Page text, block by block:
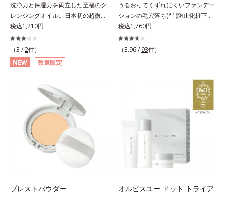
洗浄力と保湿力を両立した至福のク
レンジングオイル。日本初の超微粒
子技術(*1)が毛穴奥の微細な汚れに
アプローチ。圧倒的な洗浄力と毛穴
悩みに着目したクレンジングオイル
のトライアルサイズです。日本初・
超微粒子技術(*1)で、さっと塗り広
穴悩みも取り去り、一瞬で気持ちの
いい素肌へ。スキンケア0番目に、
かつてないクレンジング(*2)をご用
意しました。ポーラ化成は独自の先
端研究により、ナノバブルよりも小
さい超微粒子(*3)をクレンジングに
搭載することに成功。毛穴よりはる
かに小さい超微粒子とオイルが肌と
て肌表面にうるおいベールを形成。
これにより、洗い流した瞬間に汚れ
税込1,210円
（3 /2件）
NEW
数量限定
うるおってくずれにくいファンデー
ションの毛穴落ち(*1)防止化粧下
地。ファンデーションの毛穴落ち
(*1)防止化粧下地です。毛穴
1/10000サイズのマイクロカバー成
ファンデが毛穴に落ちる隙をつくら
ず、メイクのりがUPします。水分
と皮脂のバランスを整え、乾燥＆ベ
タつきレスに。さらに毛穴周りの肌
にうるおいを与え、キュッと引き締
め＆ハリ感をUPさせます。また皮
脂を感知するとギュッと固まる膜を
採用。ファンデーションのくずれや
毛穴落ちを防ぎ、キレイが長持ちし
にほわっとべールをかけて、肌キメ
がふっくら整うかのよう(*3)。つっ
税込1,760円
（3.96 / 93件）
プレストパウダー
オルビスユー ドット トライア